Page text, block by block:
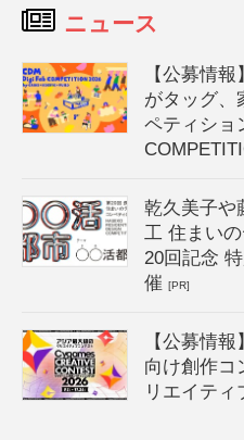
ニュース
【公募情
がタッグ、
ペティショ
乾久美子や
工 住まい
20回記念
催[PR]
【公募情
向け創作コ
リエイティ